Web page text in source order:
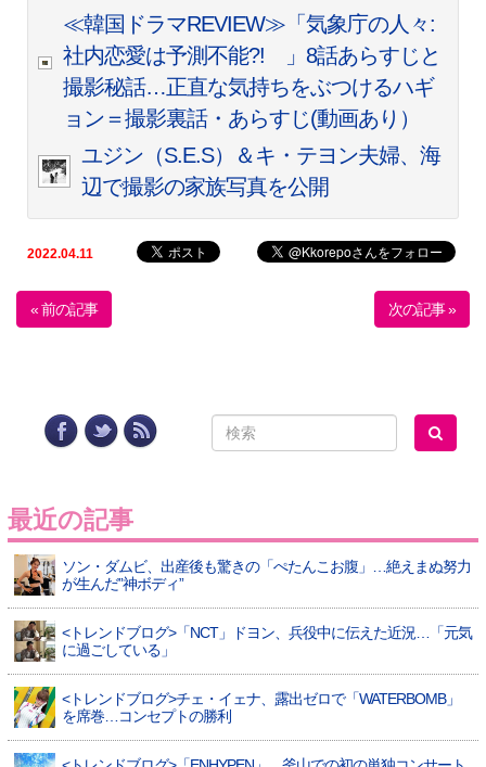
≪韓国ドラマREVIEW≫「気象庁の人々:
社内恋愛は予測不能?! 」8話あらすじと
撮影秘話…正直な気持ちをぶつけるハギ
ョン＝撮影裏話・あらすじ(動画あり）
ユジン（S.E.S）＆キ・テヨン夫婦、海
辺で撮影の家族写真を公開
2022.04.11
« 前の記事 次の記事 »
最近の記事
ソン・ダムビ、出産後も驚きの「ぺたんこお腹」…絶えまぬ努力
が生んだ”神ボディ”
<トレンドブログ>「NCT」ドヨン、兵役中に伝えた近況…「元気
に過ごしている」
<トレンドブログ>チェ・イェナ、露出ゼロで「WATERBOMB」
を席巻…コンセプトの勝利